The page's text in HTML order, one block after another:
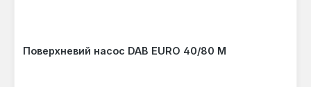
Поверхневий насос DAB EURO 40/80 M